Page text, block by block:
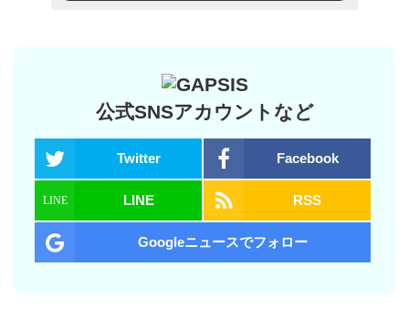
公式SNSアカウントなど
Twitter Facebook
LINE RSS
Googleニュースでフォロー